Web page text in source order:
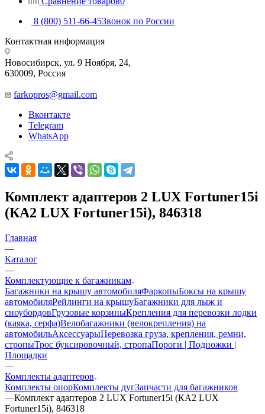
8 (800) 511-66-45Звонок по России
Контактная информация
Новосибирск, ул. 9 Ноября, 24,
630009, Россия
farkopros@gmail.com
Вконтакте
Telegram
WhatsApp
Комплект адаптеров 2 LUX Fortuner15i
(КА2 LUX Fortuner15i), 846318
Главная
—
Каталог
—
Комплектующие к багажникам
Багажники на крышу автомобиляФаркопыБоксы на крышу
автомобиляРейлинги на крышуБагажники для лыж и
сноубордовГрузовые корзиныКрепления для перевозки лодки
(каяка, серфа)Велобагажники (велокрепления) на
автомобильАксессуарыПеревозка груза, крепления, ремни,
стропыТрос буксировочный, стропаПороги | Подножки |
Площадки
—
Комплекты адаптеров
Комплекты опорКомплекты дугЗапчасти для багажников
—Комплект адаптеров 2 LUX Fortuner15i (КА2 LUX
Fortuner15i), 846318